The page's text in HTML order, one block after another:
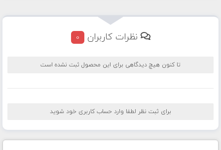
نظرات کاربران 0
تا کنون هیچ دیدگاهی برای این محصول ثبت نشده است
برای ثبت نظر لطفا وارد حساب کاربری خود شوید